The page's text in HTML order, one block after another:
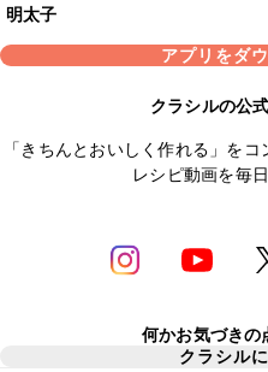
明太子
アプリをダ
クラシルの公
「きちんとおいしく作れる」を
レシピ動画を毎
何かお気づきの
クラシル